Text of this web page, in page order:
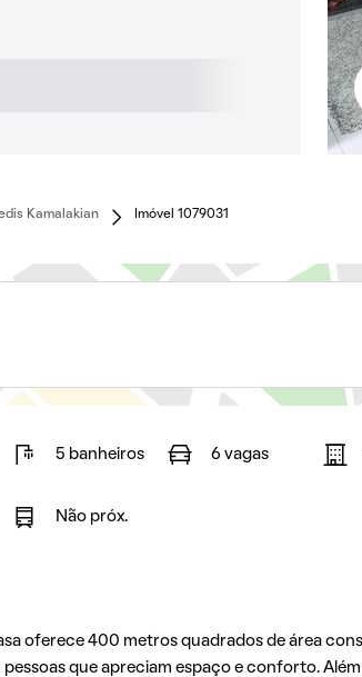
Kamalakian Imóvel 1079031
5 banheiros 6 vagas
Não próx.
oferece 400 metros quadrados de área
que apreciam espaço e conforto.